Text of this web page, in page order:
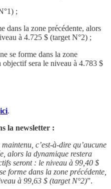
;
dans la zone précédente, alors
à 4.725 $ (target N°2) ;
se forme dans la zone
objectif sera le niveau à 4.783 $
ici.
la newsletter :
c’est-à-dire qu’aucune
alors la dynamique restera
seront : le niveau à 99,40 $
forme dans la zone précédente,
à 99,63 $ (target N°2)”.